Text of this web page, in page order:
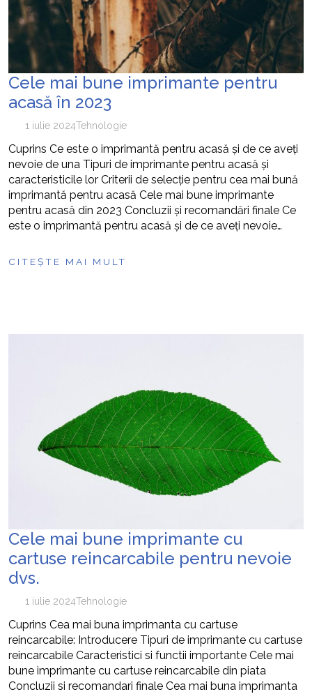
Cele mai bune imprimante pentru
acasă în 2023
1 iulie 2024Tehnologie
Cuprins Ce este o imprimantă pentru acasă și de ce aveți
nevoie de una Tipuri de imprimante pentru acasă și
caracteristicile lor Criterii de selecție pentru cea mai bună
imprimantă pentru acasă Cele mai bune imprimante
pentru acasă din 2023 Concluzii și recomandări finale Ce
este o imprimantă pentru acasă și de ce aveți nevoie…
CITEȘTE MAI MULT
Cele mai bune imprimante cu
cartuse reincarcabile pentru nevoie
dvs.
1 iulie 2024Tehnologie
Cuprins Cea mai buna imprimanta cu cartuse
reincarcabile: Introducere Tipuri de imprimante cu cartuse
reincarcabile Caracteristici si functii importante Cele mai
bune imprimante cu cartuse reincarcabile din piata
Concluzii si recomandari finale Cea mai buna imprimanta